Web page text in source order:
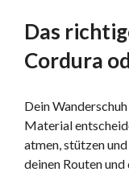
Das
Cordura
Dein
Material
atmen, stützen
deinen Routen